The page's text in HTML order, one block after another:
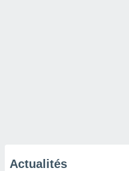
Actualités